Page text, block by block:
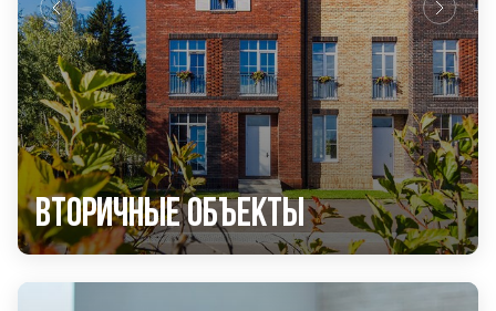
Вторичные объекты